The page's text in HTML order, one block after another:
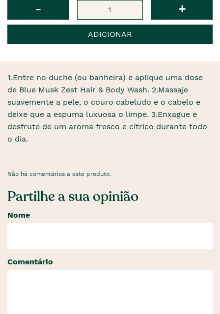
- +
ADICIONAR
1.Entre no duche (ou banheira) e aplique uma dose
de Blue Musk Zest Hair & Body Wash. 2.Massaje
suavemente a pele, o couro cabeludo e o cabelo e
deixe que a espuma luxuosa o limpe. 3.Enxague e
desfrute de um aroma fresco e cítrico durante todo
o dia.
Não há comentários a este produto.
Partilhe a sua opinião
Nome
Comentário